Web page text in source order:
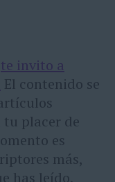
invito a
El contenido se
tu placer de
es
más,
has leído,